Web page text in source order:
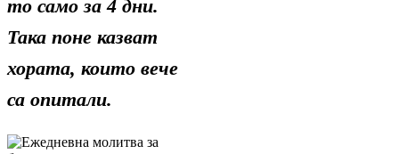
то само за 4 дни.
Така поне казват
хората, които вече
са опитали.